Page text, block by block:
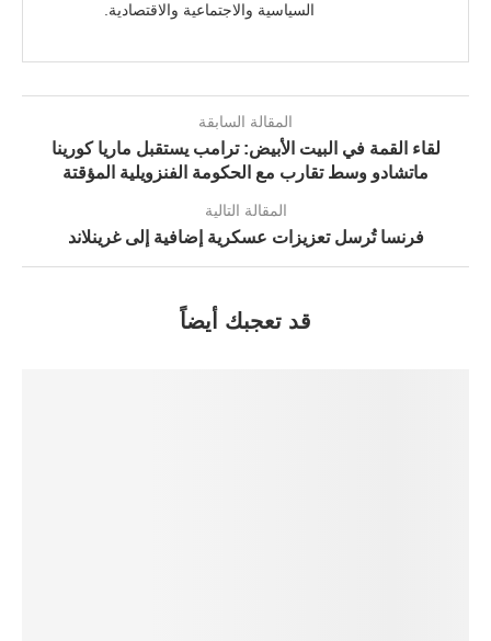
السياسية والاجتماعية والاقتصادية.
المقالة السابقة
لقاء القمة في البيت الأبيض: ترامب يستقبل ماريا كورينا
ماتشادو وسط تقارب مع الحكومة الفنزويلية المؤقتة
المقالة التالية
فرنسا تُرسل تعزيزات عسكرية إضافية إلى غرينلاند
قد تعجبك أيضاً